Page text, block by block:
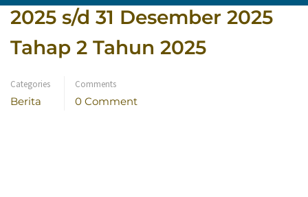
2025 s/d 31 Desember 2025
Tahap 2 Tahun 2025
Categories
Berita
Comments
0 Comment